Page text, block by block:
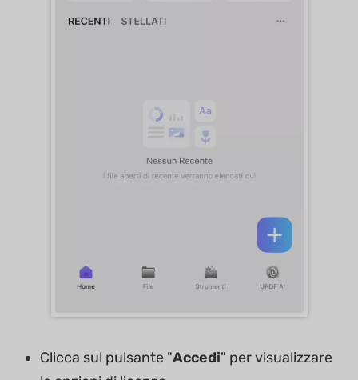
Clicca sul pulsante "Accedi" per visualizzare